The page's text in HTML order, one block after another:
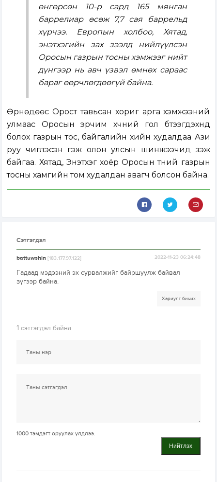
өнгөрсөн 10-р сард 165 мянган
баррелиар өсөж 7,7 сая баррельд
хүрчээ. Европын холбоо, Хятад,
энэтхэгийн зах зээлд нийлүүлсэн
Оросын газрын тосны хэмжээг нийт
дүнгээр нь авч үзвэл өмнөх сараас
бараг өөрчлөгдөөгүй байна.
Өрнөдөөс Орост тавьсан хориг арга хэмжээний
улмаас Оросын эрчим хүчний гол бүтээгдэхүүнүүд
болох газрын тос, байгалийн хийн худалдаа Ази
руу чиглэсэн гэж олон улсын шинжээчид үзэж
байгаа. Хятад, Энэтхэг хоёр Оросын түүний газрын
тосны хамгийн том худалдан авагч болсон байна.
Сэтгэгдэл
battuwshin[183.177.97.122] 2022-11-23 06:24:48
Гадаад мэдээний эх сурвалжийг байршуулж байвал
зүгээр байна.
Хариулт бичих
1 сэтгэгдэл байна
1000 тэмдэгт оруулах үлдлээ.
Нийтлэх